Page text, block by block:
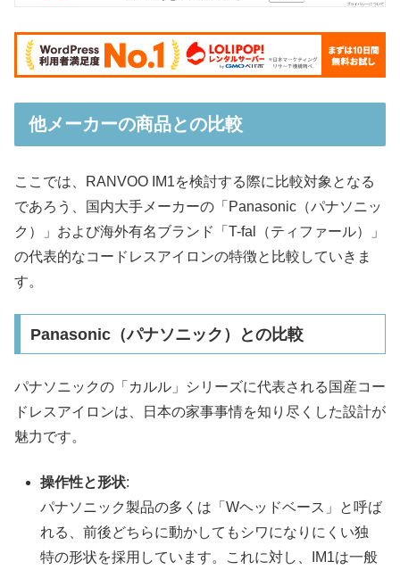
他メーカーの商品との比較
ここでは、RANVOO IM1を検討する際に比較対象となる
であろう、国内大手メーカーの「Panasonic（パナソニッ
ク）」および海外有名ブランド「T-fal（ティファール）」
の代表的なコードレスアイロンの特徴と比較していきま
す。
Panasonic（パナソニック）との比較
パナソニックの「カルル」シリーズに代表される国産コー
ドレスアイロンは、日本の家事事情を知り尽くした設計が
魅力です。
操作性と形状:
パナソニック製品の多くは「Wヘッドベース」と呼ば
れる、前後どちらに動かしてもシワになりにくい独
特の形状を採用しています。これに対し、IM1は一般